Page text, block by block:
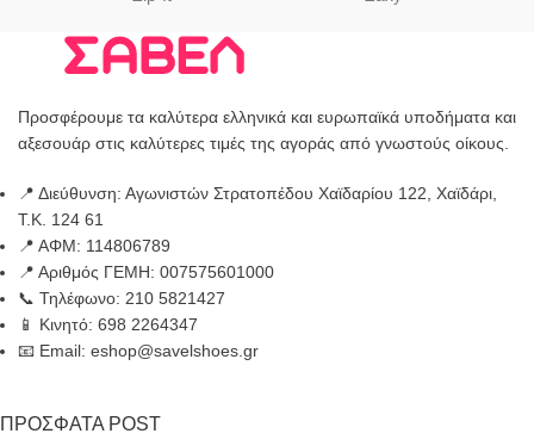
Προσφέρουμε τα καλύτερα ελληνικά και ευρωπαϊκά υποδήματα και
αξεσουάρ στις καλύτερες τιμές της αγοράς από γνωστούς οίκους.
📍 Διεύθυνση: Αγωνιστών Στρατοπέδου Χαϊδαρίου 122, Χαϊδάρι,
Τ.Κ. 124 61
📍 ΑΦΜ: 114806789
📍 Αριθμός ΓΕΜΗ: 007575601000
📞 Τηλέφωνο: 210 5821427
📱 Κινητό: 698 2264347
📧 Email: eshop@savelshoes.gr
ΠΡΟΣΦΑΤΑ POST